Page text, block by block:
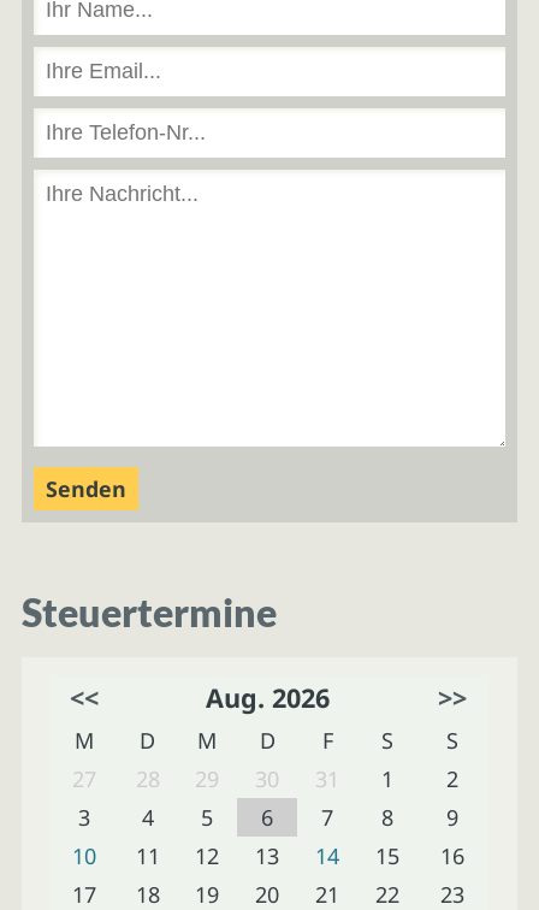
Steuertermine
<< Aug. 2026 >>
M D M D F S
S
27
28 29 30 31 1
2
3
4 5 6 7 8
9
10
11 12 13 14 15
16
17
18 19 20 21 22
23